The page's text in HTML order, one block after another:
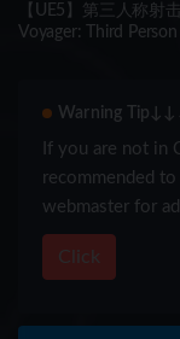
【UE5】第三人称射
Voyager: Third
Warning
If you are not in
recommended
webmaster for
Click